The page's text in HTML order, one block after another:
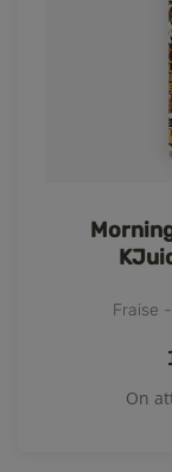
Fraise
On